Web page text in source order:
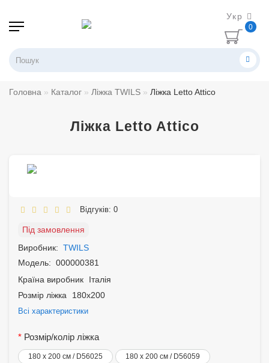
Укр
0
Головна Каталог Ліжка TWILS Ліжка Letto Attico
Ліжка Letto Attico
Відгуків: 0
Під замовлення
Виробник: TWILS
Модель: 000000381
Країна виробник
Італія
Розмір ліжка
180х200
Всі характеристики
Розмір/колір ліжка
180 x 200 см / D56025 180 x 200 см / D56059